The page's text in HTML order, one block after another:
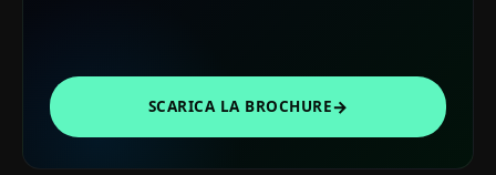
SCARICA LA BROCHURE→